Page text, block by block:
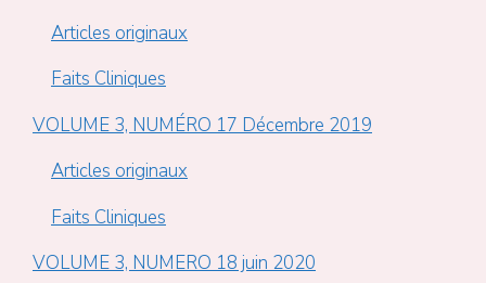
Articles originaux
Faits Cliniques
VOLUME 3, NUMÉRO 17 Décembre 2019
Articles originaux
Faits Cliniques
VOLUME 3, NUMERO 18 juin 2020